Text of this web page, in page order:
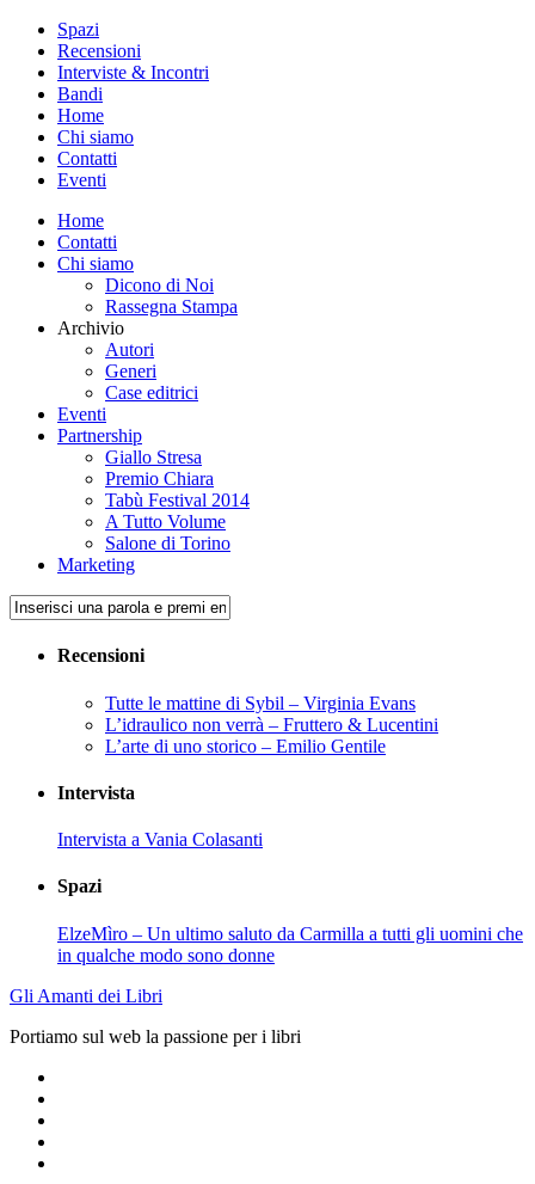
Spazi
Recensioni
Interviste & Incontri
Bandi
Home
Chi siamo
Contatti
Eventi
Home
Contatti
Chi siamo
Dicono di Noi
Rassegna Stampa
Archivio
Autori
Generi
Case editrici
Eventi
Partnership
Giallo Stresa
Premio Chiara
Tabù Festival 2014
A Tutto Volume
Salone di Torino
Marketing
Recensioni
Tutte le mattine di Sybil – Virginia Evans
L’idraulico non verrà – Fruttero & Lucentini
L’arte di uno storico – Emilio Gentile
Intervista
Intervista a Vania Colasanti
Spazi
ElzeMìro – Un ultimo saluto da Carmilla a tutti gli uomini che
in qualche modo sono donne
Gli Amanti dei Libri
Portiamo sul web la passione per i libri